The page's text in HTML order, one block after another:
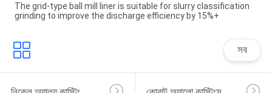
The grid-type ball mill liner is suitable for slurry classification
grinding to improve the discharge efficiency by 15%+
সব